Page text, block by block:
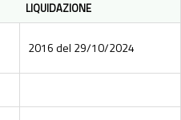
LIQUIDAZIONE
2016 del 29/10/2024